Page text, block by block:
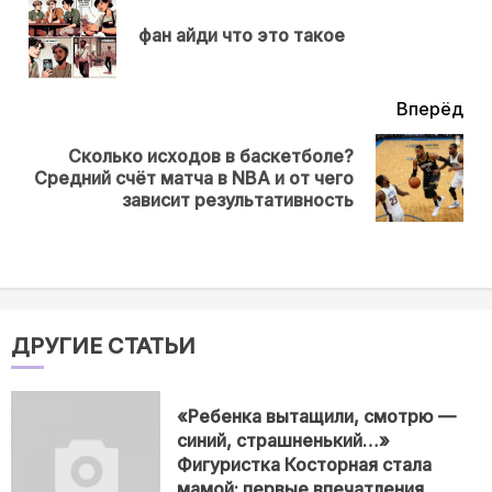
фан айди что это такое
Вперёд
Next
Сколько исходов в баскетболе?
Средний счёт матча в NBA и от чего
зависит результативность
ДРУГИЕ СТАТЬИ
«Ребенка вытащили, смотрю —
синий, страшненький…»
Фигуристка Косторная стала